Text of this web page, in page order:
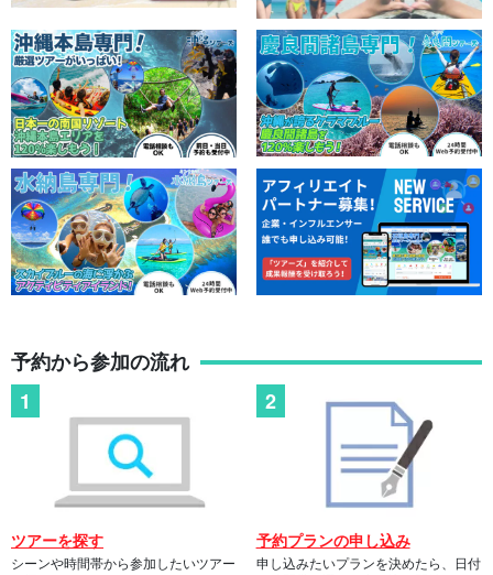
予約から参加の流れ
ツアーを探す
シーンや時間帯から参加したいツアー
予約プランの申し込み
申し込みたいプランを決めたら、日付